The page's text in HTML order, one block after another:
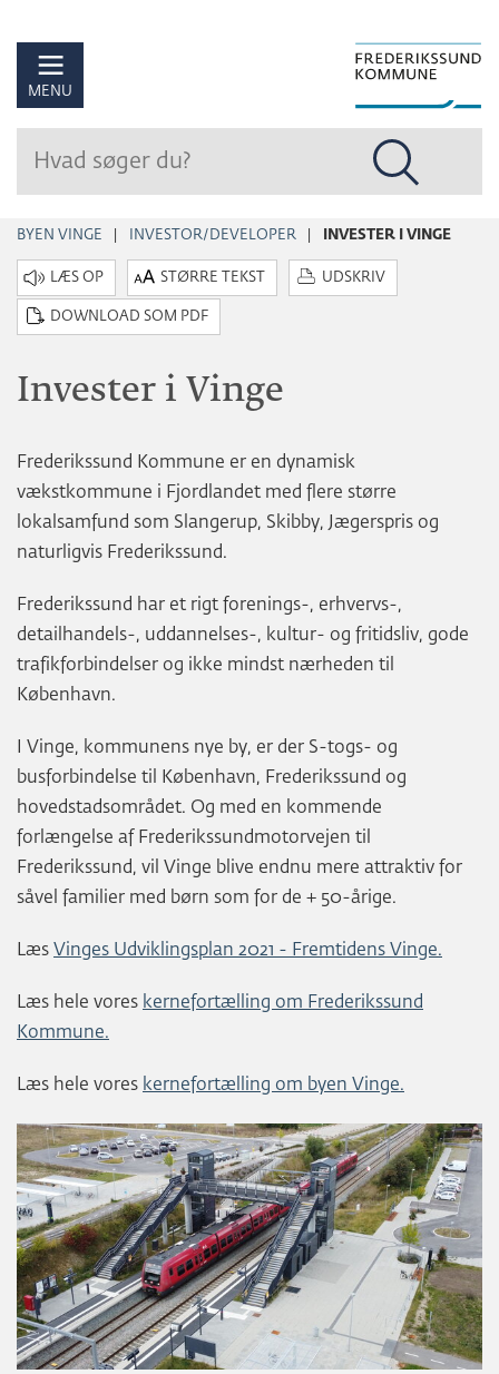
MENU
BYEN VINGE INVESTOR/DEVELOPER INVESTER I VINGE
STØRRE TEKST UDSKRIV
DOWNLOAD SOM PDF
Invester i Vinge
Frederikssund Kommune er en dynamisk
vækstkommune i Fjordlandet med flere større
lokalsamfund som Slangerup, Skibby, Jægerspris og
naturligvis Frederikssund.
Frederikssund har et rigt forenings-, erhvervs-,
detailhandels-, uddannelses-, kultur- og fritidsliv, gode
trafikforbindelser og ikke mindst nærheden til
København.
I Vinge, kommunens nye by, er der S-togs- og
busforbindelse til København, Frederikssund og
hovedstadsområdet. Og med en kommende
forlængelse af Frederikssundmotorvejen til
Frederikssund, vil Vinge blive endnu mere attraktiv for
såvel familier med børn som for de + 50-årige.
Læs Vinges Udviklingsplan 2021 - Fremtidens Vinge.
Læs hele vores kernefortælling om Frederikssund
Kommune.
Læs hele vores kernefortælling om byen Vinge.